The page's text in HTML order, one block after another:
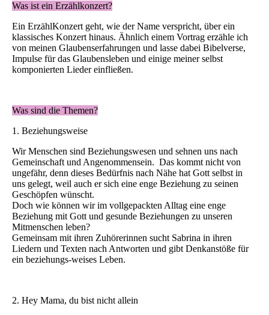
Was ist ein Erzählkonzert?
Ein ErzählKonzert geht, wie der Name verspricht, über ein
klassisches Konzert hinaus. Ähnlich einem Vortrag erzähle ich
von meinen Glaubenserfahrungen und lasse dabei Bibelverse,
Impulse für das Glaubensleben und einige meiner selbst
komponierten Lieder einfließen.
Was sind die Themen?
1. Beziehungsweise
Wir Menschen sind Beziehungswesen und sehnen uns nach
Gemeinschaft und Angenommensein. Das kommt nicht von
ungefähr, denn dieses Bedürfnis nach Nähe hat Gott selbst in
uns gelegt, weil auch er sich eine enge Beziehung zu seinen
Geschöpfen wünscht.
Doch wie können wir im vollgepackten Alltag eine enge
Beziehung mit Gott und gesunde Beziehungen zu unseren
Mitmenschen leben?
Gemeinsam mit ihren Zuhörerinnen sucht Sabrina in ihren
Liedern und Texten nach Antworten und gibt Denkanstöße für
ein beziehungs-weises Leben.
2. Hey Mama, du bist nicht allein